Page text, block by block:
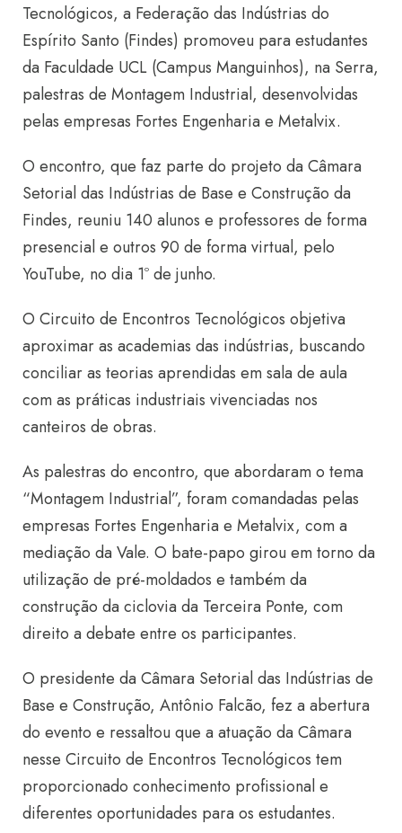
Tecnológicos, a Federação das Indústrias do
Espírito Santo (Findes) promoveu para estudantes
da Faculdade UCL (Campus Manguinhos), na Serra,
palestras de Montagem Industrial, desenvolvidas
pelas empresas Fortes Engenharia e Metalvix.
O encontro, que faz parte do projeto da Câmara
Setorial das Indústrias de Base e Construção da
Findes, reuniu 140 alunos e professores de forma
presencial e outros 90 de forma virtual, pelo
YouTube, no dia 1º de junho.
O Circuito de Encontros Tecnológicos objetiva
aproximar as academias das indústrias, buscando
conciliar as teorias aprendidas em sala de aula
com as práticas industriais vivenciadas nos
canteiros de obras.
As palestras do encontro, que abordaram o tema
“Montagem Industrial”, foram comandadas pelas
empresas Fortes Engenharia e Metalvix, com a
mediação da Vale. O bate-papo girou em torno da
utilização de pré-moldados e também da
construção da ciclovia da Terceira Ponte, com
direito a debate entre os participantes.
O presidente da Câmara Setorial das Indústrias de
Base e Construção, Antônio Falcão, fez a abertura
do evento e ressaltou que a atuação da Câmara
nesse Circuito de Encontros Tecnológicos tem
proporcionado conhecimento profissional e
diferentes oportunidades para os estudantes.